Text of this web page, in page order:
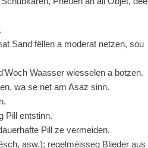
Sand fëllen a moderat netzen, sou
Waasser wiesselen a botzen.
wa se net am Asaz sinn.
Pill entstinn.
Pill ze vermeiden.
asw.); regelméisseg Blieder aus